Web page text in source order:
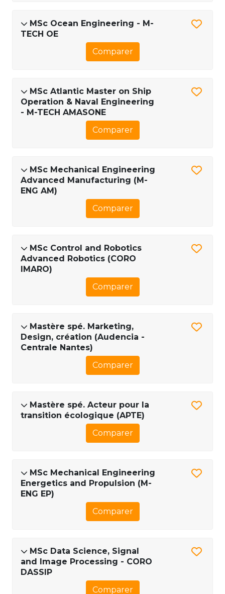
MSc Ocean Engineering - M-
TECH OE
Comparer
MSc Atlantic Master on Ship
Operation & Naval Engineering
- M-TECH AMASONE
Comparer
MSc Mechanical Engineering
Advanced Manufacturing (M-
ENG AM)
Comparer
MSc Control and Robotics
Advanced Robotics (CORO
IMARO)
Comparer
Mastère spé. Marketing,
Design, création (Audencia -
Centrale Nantes)
Comparer
Mastère spé. Acteur pour la
transition écologique (APTE)
Comparer
MSc Mechanical Engineering
Energetics and Propulsion (M-
ENG EP)
Comparer
MSc Data Science, Signal
and Image Processing - CORO
DASSIP
Comparer